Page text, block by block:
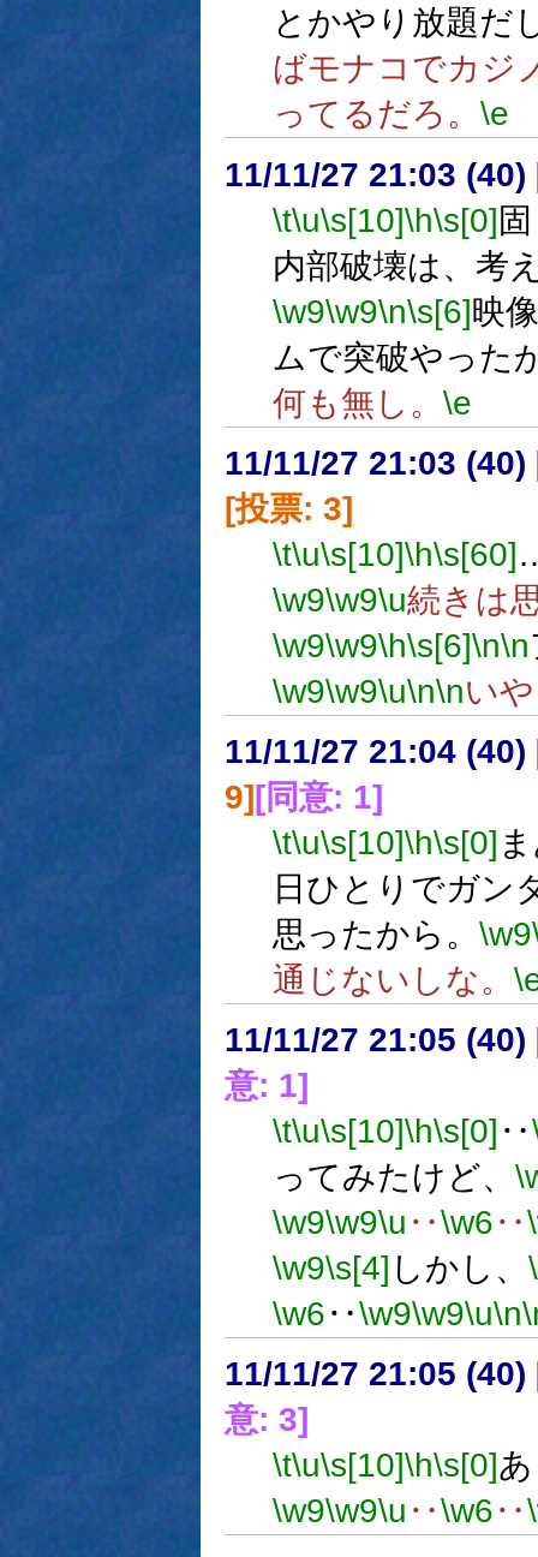
とかやり放題だ
ばモナコでカジ
ってるだろ。 \e
11/11/27 21:03 (40)
\t\u\s[10]\h\s[0]
内部破壊は、考
\w9\w9\n\s[6]映
ムで突破やった
何も無し。 \e
11/11/27 21:03 (40)
[投票: 3]
\t\u\s[10]\h\s[60]
\w9\w9\u続きは
\w9\w9\h\s[6]\n\n
\w9\w9\u\n\nい
11/11/27 21:04 (40)
9][同意: 1]
\t\u\s[10]\h\s[0]
日ひとりでガン
思ったから。 \w9
通じないしな。
11/11/27 21:05 (40)
意: 1]
\t\u\s[10]\h\s[0] ‥
ってみたけど、
\w9\w9\u ‥\w6‥
\w9\s[4] しかし、
\w6‥\w9\w9\u\n
11/11/27 21:05 (40)
意: 3]
\t\u\s[10]\h\s[0]
\w9\w9\u ‥\w6‥